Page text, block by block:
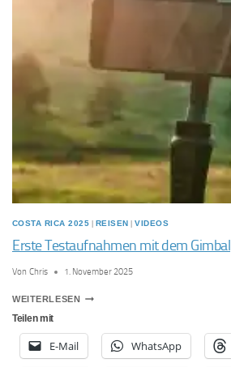
COSTA RICA 2025 | REISEN |VIDEOS
Erste Testaufnahmen mit dem Gimbal
Von Chris 1. November 2025
WEITERLESENERSTE
MIT
Teilen mit
E-Mail WhatsApp